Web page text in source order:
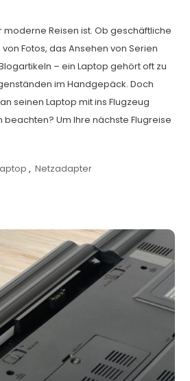
moderne Reisen ist. Ob geschäftliche
Fotos, das Ansehen von Serien
– ein Laptop gehört oft zu
im Handgepäck. Doch
seinen Laptop mit ins Flugzeug
Um Ihre nächste Flugreise
, Netzadapter